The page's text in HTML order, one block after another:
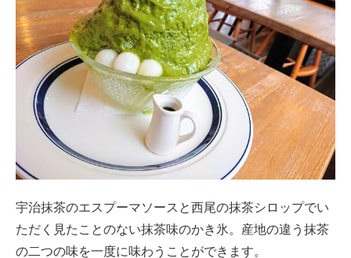
宇治抹茶のエスプーマソースと西尾の抹茶シロップでい
ただく見たことのない抹茶味のかき氷。産地の違う抹茶
の二つの味を一度に味わうことができます。